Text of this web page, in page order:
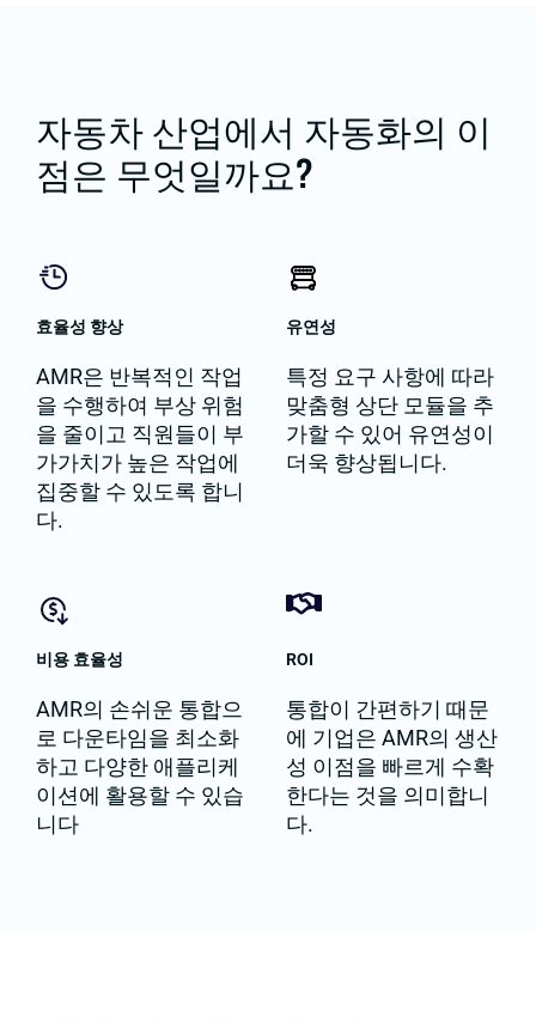
자동차 산업에서 자동화의 이
점은 무엇일까요?
효율성 향상
AMR은 반복적인 작업
을 수행하여 부상 위험
을 줄이고 직원들이 부
가가치가 높은 작업에
집중할 수 있도록 합니
다.
유연성
특정 요구 사항에 따라
맞춤형 상단 모듈을 추
가할 수 있어 유연성이
더욱 향상됩니다.
비용 효율성
AMR의 손쉬운 통합으
로 다운타임을 최소화
하고 다양한 애플리케
이션에 활용할 수 있습
니다
ROI
통합이 간편하기 때문
에 기업은 AMR의 생산
성 이점을 빠르게 수확
한다는 것을 의미합니
다.